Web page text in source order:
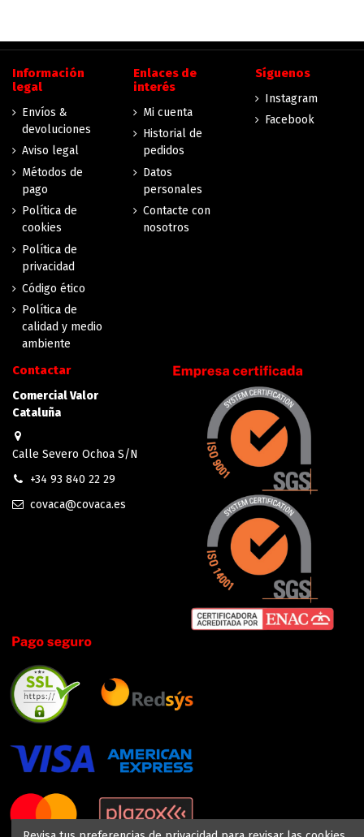
Información
legal
Envíos &
devoluciones
Aviso legal
Métodos de
pago
Política de
cookies
Política de
privacidad
Código ético
Política de
calidad y medio
ambiente
Enlaces de
interés
Mi cuenta
Historial de
pedidos
Datos
personales
Contacte con
nosotros
Síguenos
Instagram
Facebook
Contactar
Comercial Valor
Cataluña
Calle Severo Ochoa S/N
+34 93 840 22 29
covaca@covaca.es